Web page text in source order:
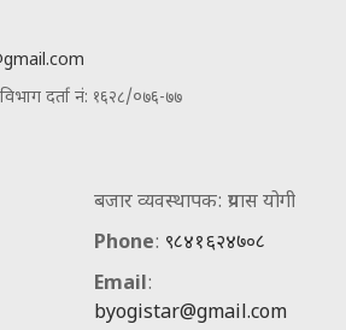
दर्ता नं: १६२८/०७६-७७
बजार व्यवस्थापक: प्रयास योगी
Phone: ९८४१६२४७०८
Email:
byogistar@gmail.com